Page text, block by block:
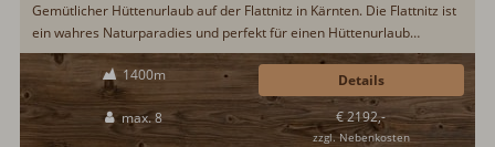
Gemütlicher Hüttenurlaub auf der Flattnitz in Kärnten. Die Flattnitz ist
ein wahres Naturparadies und perfekt für einen Hüttenurlaub
inmitten unberührter Natur. Eine Infrarotkabine steht für die
abendliche Entspannung bereit...
1400m
max. 8 € 2192,-
zzgl. Nebenkosten
Details